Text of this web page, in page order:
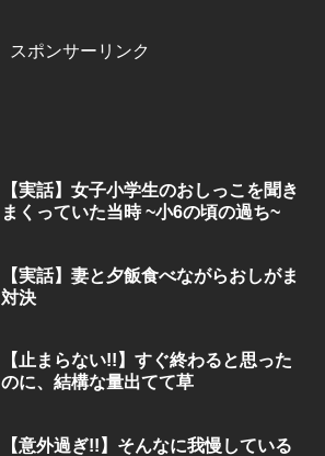
スポンサーリンク
【実話】女子小学生のおしっこを聞き
まくっていた当時 ~小6の頃の過ち~
【実話】妻と夕飯食べながらおしがま
対決
【止まらない!!】すぐ終わると思った
のに、結構な量出てて草
【意外過ぎ!!】そんなに我慢している